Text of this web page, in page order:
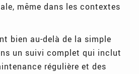
même dans les contextes
bien au-delà de la simple
un suivi complet qui inclut
régulière et des